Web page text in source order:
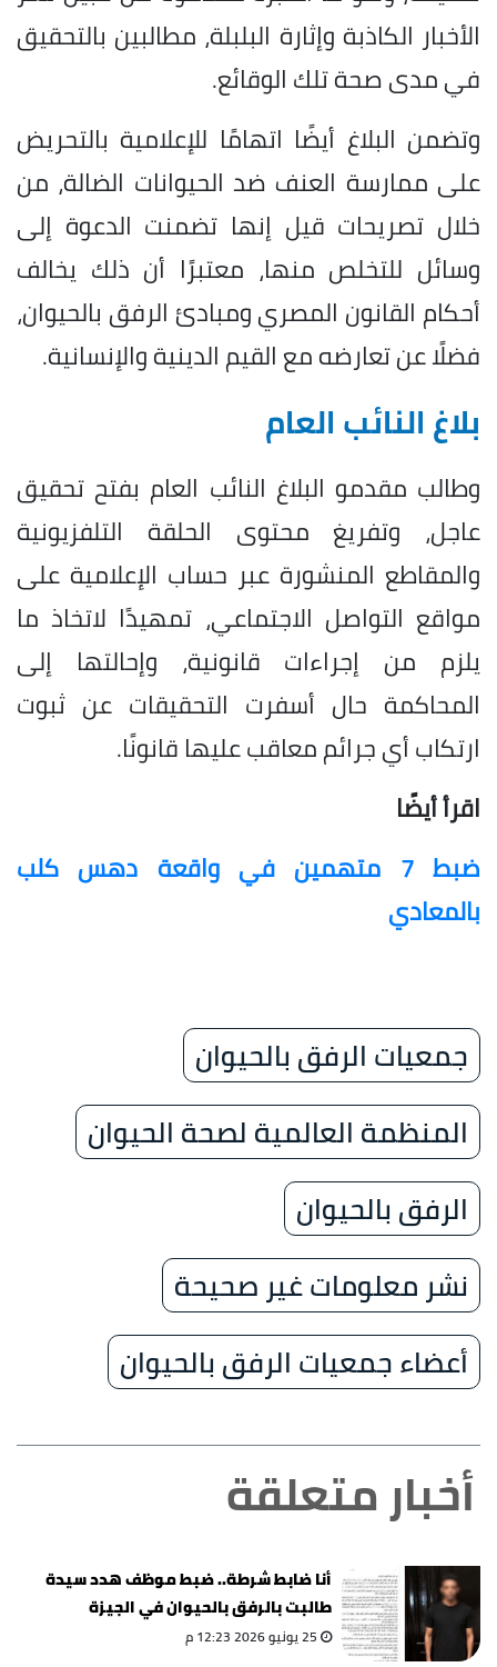
الأخبار الكاذبة وإثارة البلبلة، مطالبين بالتحقيق
في مدى صحة تلك الوقائع.
وتضمن البلاغ أيضًا اتهامًا للإعلامية بالتحريض
على ممارسة العنف ضد الحيوانات الضالة، من
خلال تصريحات قيل إنها تضمنت الدعوة إلى
وسائل للتخلص منها، معتبرًا أن ذلك يخالف
أحكام القانون المصري ومبادئ الرفق بالحيوان،
فضلًا عن تعارضه مع القيم الدينية والإنسانية.
بلاغ النائب العام
وطالب مقدمو البلاغ النائب العام بفتح تحقيق
عاجل، وتفريغ محتوى الحلقة التلفزيونية
والمقاطع المنشورة عبر حساب الإعلامية على
مواقع التواصل الاجتماعي، تمهيدًا لاتخاذ ما
يلزم من إجراءات قانونية، وإحالتها إلى
المحاكمة حال أسفرت التحقيقات عن ثبوت
ارتكاب أي جرائم معاقب عليها قانونًا.
اقرأ أيضًا
ضبط 7 متهمين في واقعة دهس كلب
بالمعادي
جمعيات الرفق بالحيوان
المنظمة العالمية لصحة الحيوان
الرفق بالحيوان
نشر معلومات غير صحيحة
أعضاء جمعيات الرفق بالحيوان
أخبار متعلقة
أنا ضابط شرطة.. ضبط موظف هدد سيدة
طالبت بالرفق بالحيوان في الجيزة
25 يونيو 2026 12:23 م